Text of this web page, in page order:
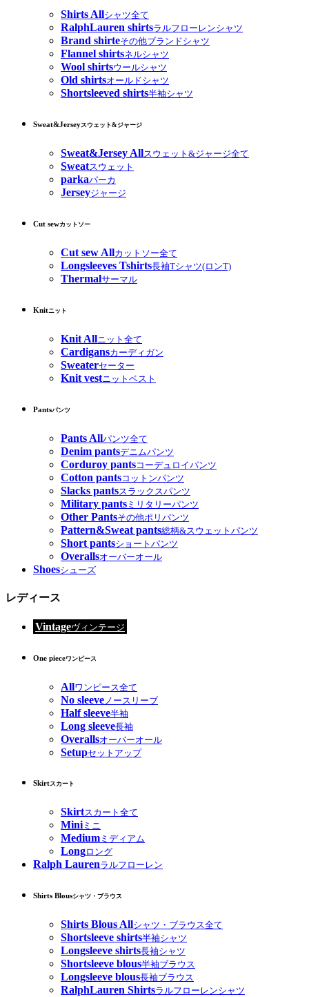
Shirts Allシャツ全て
RalphLauren shirtsラルフローレンシャツ
Brand shirteその他ブランドシャツ
Flannel shirtsネルシャツ
Wool shirtsウールシャツ
Old shirtsオールドシャツ
Shortsleeved shirts半袖シャツ
Sweat&Jerseyスウェット&ジャージ
Sweat&Jersey Allスウェット&ジャージ全て
Sweatスウェット
parkaパーカ
Jerseyジャージ
Cut sewカットソー
Cut sew Allカットソー全て
Longsleeves Tshirts長袖Tシャツ(ロンT)
Thermalサーマル
Knitニット
Knit Allニット全て
Cardigansカーディガン
Sweaterセーター
Knit vestニットベスト
Pantsパンツ
Pants Allパンツ全て
Denim pantsデニムパンツ
Corduroy pantsコーデュロイパンツ
Cotton pantsコットンパンツ
Slacks pantsスラックスパンツ
Military pants ミリタリーパンツ
Other Pantsその他ポリパンツ
Pattern&Sweat pants総柄&スウェットパンツ
Short pantsショートパンツ
Overallsオーバーオール
Shoesシューズ
レディース
Vintageヴィンテージ
One pieceワンピース
Allワンピース全て
No sleeve ノースリーブ
Half sleeve半袖
Long sleeve長袖
Overallsオーバーオール
Setupセットアップ
Skirtスカート
Skirtスカート全て
Miniミニ
Medium ミディアム
Longロング
Ralph Laurenラルフローレン
Shirts Blousシャツ・ブラウス
Shirts Blous Allシャツ・ブラウス全て
Shortsleeve shirts半袖シャツ
Longsleeve shirts長袖シャツ
Shortsleeve blous半袖ブラウス
Longsleeve blous長袖ブラウス
RalphLauren Shirtsラルフローレンシャツ